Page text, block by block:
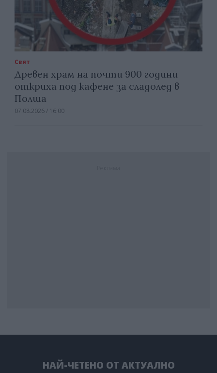
Свят
Древен храм на почти 900 години
откриха под кафене за сладолед в
Полша
07.08.2026 / 16:00
НАЙ-ЧЕТЕНО ОТ АКТУАЛНО